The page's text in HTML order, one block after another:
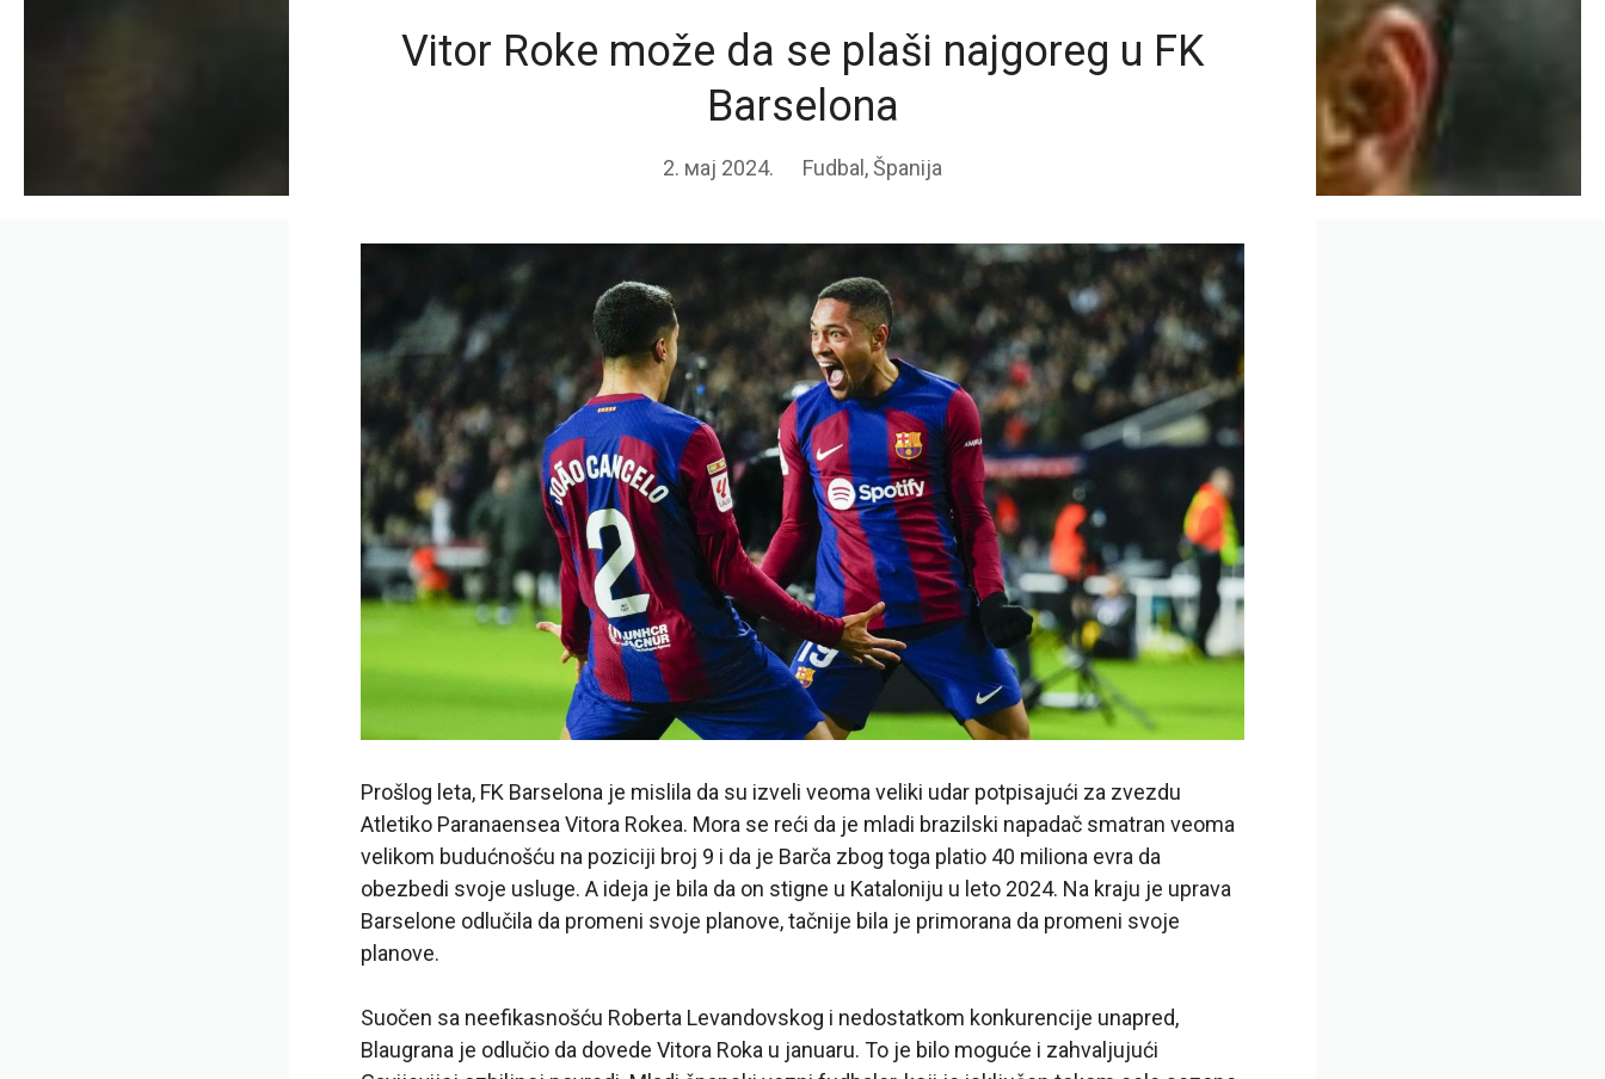
Vitor Roke može da se plaši najgoreg u FK
Barselona
2. мај 2024. Fudbal ,Španija
Prošlog leta, FK Barselona je mislila da su izveli veoma veliki udar potpisajući za zvezdu
Atletiko Paranaensea Vitora Rokea. Mora se reći da je mladi brazilski napadač smatran veoma
velikom budućnošću na poziciji broj 9 i da je Barča zbog toga platio 40 miliona evra da
obezbedi svoje usluge. A ideja je bila da on stigne u Kataloniju u leto 2024. Na kraju je uprava
Barselone odlučila da promeni svoje planove, tačnije bila je primorana da promeni svoje
planove.
Suočen sa neefikasnošću Roberta Levandovskog i nedostatkom konkurencije unapred,
Blaugrana je odlučio da dovede Vitora Roka u januaru. To je bilo moguće i zahvaljujući